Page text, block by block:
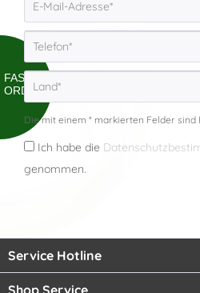
FAST
ORDER
Die mit einem * markierten Felder sind
Ich habe die
genommen.
Service Hotline
Shop Service